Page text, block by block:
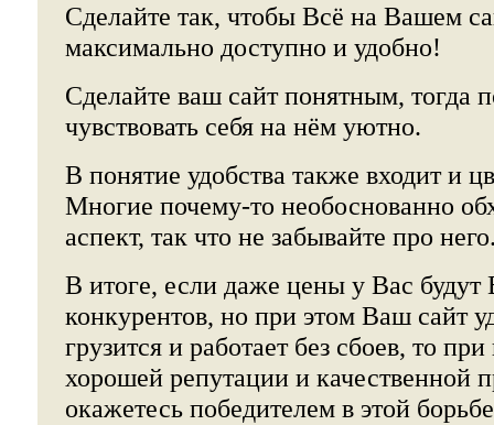
Сделайте так, чтобы Всё на Вашем
максимально доступно и удобно!
Сделайте ваш сайт понятным, тогда
чувствовать себя на нём уютно.
В понятие удобства также входит и
Многие почему-то необоснованно
аспект, так что не забывайте про
В итоге, если даже цены у Вас
конкурентов, но при этом Ваш сайт
грузится и работает без сбоев, то
хорошей репутации и качественной
окажетесь победителем в этой